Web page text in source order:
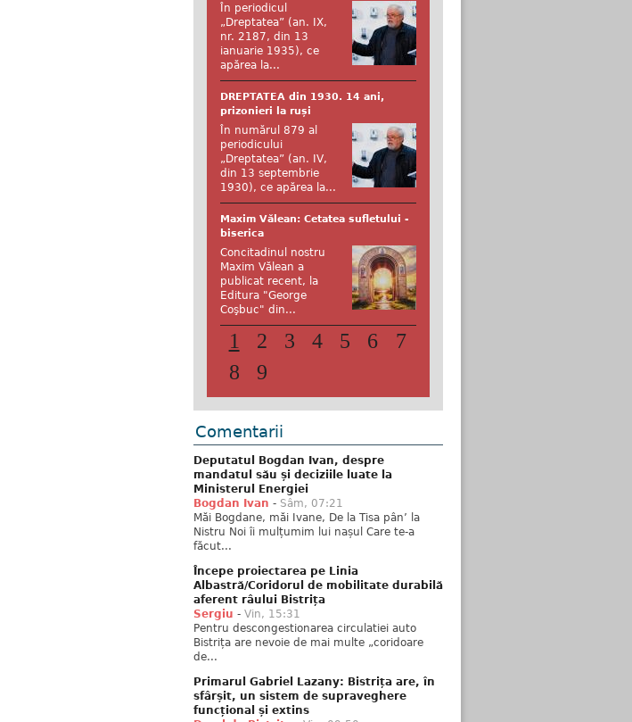
În periodicul
„Dreptatea” (an. IX,
nr. 2187, din 13
ianuarie 1935), ce
apărea la...
DREPTATEA din 1930. 14 ani,
prizonieri la ruși
În numărul 879 al
periodicului
„Dreptatea” (an. IV,
din 13 septembrie
1930), ce apărea la...
Maxim Vălean: Cetatea sufletului -
biserica
Concitadinul nostru
Maxim Vălean a
publicat recent, la
Editura "George
Coşbuc" din...
1 2 3 4 5 6
7
8
9
Comentarii
Deputatul Bogdan Ivan, despre
mandatul său și deciziile luate la
Ministerul Energiei
Bogdan Ivan - Sâm, 07:21
Măi Bogdane, măi Ivane, De la Tisa pân’ la
Nistru Noi îi mulțumim lui nașul Care te-a
făcut...
Începe proiectarea pe Linia
Albastră/Coridorul de mobilitate durabilă
aferent râului Bistrița
Sergiu - Vin, 15:31
Pentru descongestionarea circulatiei auto
Bistrița are nevoie de mai multe „coridoare
de...
Primarul Gabriel Lazany: Bistrița are, în
sfârșit, un sistem de supraveghere
funcțional și extins